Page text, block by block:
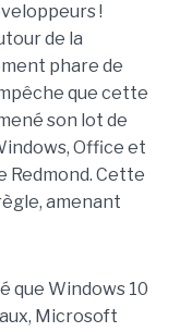
!
de la
phare de
que cette
son lot de
Office et
Redmond. Cette
amenant
que Windows 10
Microsoft